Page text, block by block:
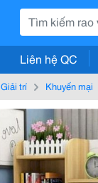
Liên hệ QC
Giải trí Khuyến mại